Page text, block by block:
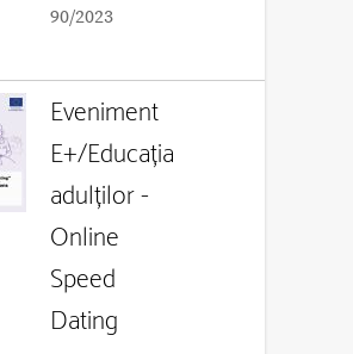
90/2023
Eveniment
E+/Educația
adulților -
Online
Speed
Dating